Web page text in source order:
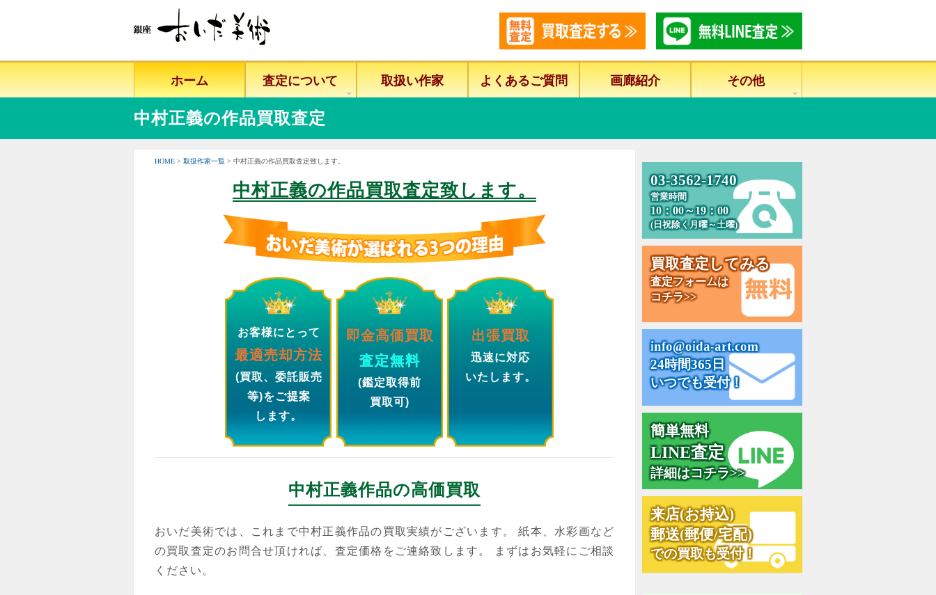
ホーム 査定について 取扱い作家 よくあるご質問 画廊紹介 その他
中村正義の作品買取査定
HOME > 取扱作家一覧 > 中村正義の作品買取査定致します。
中村正義の作品買取査定致します。
お客様にとって
最適売却方法
(買取、委託販売
等)をご提案
します。
即金高価買取
査定無料
(鑑定取得前
買取可)
出張買取
迅速に対応
いたします。
中村正義作品の高価買取
おいだ美術では、これまで中村正義作品の買取実績がございます。 紙本、水彩画など
の買取査定のお問合せ頂ければ、査定価格をご連絡致します。 まずはお気軽にご相談
ください。
03-3562-1740
営業時間
10：00～19：00
(日祝除く月曜～土曜)
買取査定してみる
査定フォームは
コチラ>>
info@oida-art.com
24時間365日
いつでも受付！
簡単無料
LINE査定
詳細はコチラ>>
来店(お持込)
郵送(郵便/宅配)
での買取も受付！